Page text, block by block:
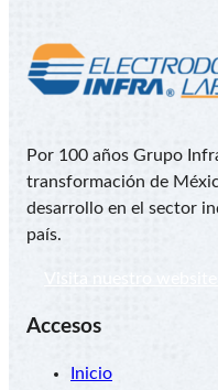
Por 100 años Grupo
transformación de
desarrollo en el sector
país.
Visita nuestro
Accesos
Inicio